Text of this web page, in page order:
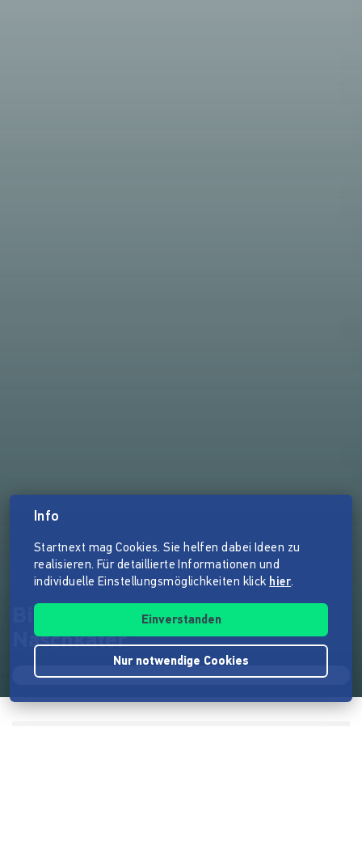
Bilderbuch "Milo - der
Naschkater"
Info
Startnext mag Cookies. Sie helfen dabei Ideen zu
realisieren. Für detaillierte Informationen und
individuelle Einstellungsmöglichkeiten klick hier.
Einverstanden
Nur notwendige Cookies